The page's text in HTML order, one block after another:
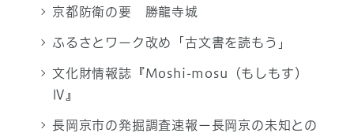
京都防衛の要 勝龍寺城
ふるさとワーク改め「古文書を読もう」
文化財情報誌『Moshi-mosu（もしもす）
Ⅳ』
長岡京市の発掘調査速報ー長岡京の未知との